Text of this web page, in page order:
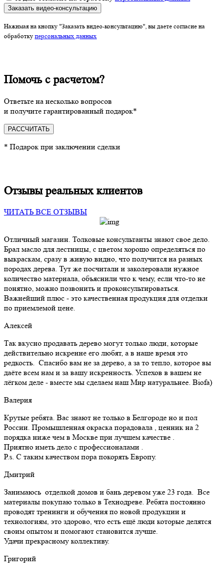
Заказать видео-консультацию
Нажимая на кнопку "Заказать видео-консультацию", вы даете согласие на
обработку персональных данных
Помочь с расчетом?
Ответьте на несколько вопросов
и получите гарантированный подарок*
РАССЧИТАТЬ
* Подарок при заключении сделки
Отзывы реальных клиентов
ЧИТАТЬ ВСЕ ОТЗЫВЫ
Отличный магазин. Толковые консультанты знают свое дело.
Брал масло для лестницы, с цветом хорошо определяться по
выкраскам, сразу в живую видно, что получится на разных
породах дерева. Тут же посчитали и заколеровали нужное
количество материала, объяснили что к чему, если что-то не
понятно, можно позвонить и проконсультироваться.
Важнейший плюс - это качественная продукция для отделки
по приемлемой цене.
Алексей
Так вкусно продавать дерево могут только люди, которые
действительно искренне его любят, а в наше время это
редкость. Спасибо вам не за дерево, а за то тепло, которое вы
даёте всем нам и за вашу искренность. Успехов в вашем не
лёгком деле - вместе мы сделаем наш Мир натуральнее. Biofa)
Валерия
Крутые ребята. Вас знают не только в Белгороде но и пол
России. Промышленная окраска порадовала , ценник на 2
порядка ниже чем в Москве при лучшем качестве .
Приятно иметь дело с профессионалами .
Р.s. С таким качеством пора покорять Европу.
Дмитрий
Занимаюсь отделкой домов и бань деревом уже 23 года. Все
материалы покупаю только в Технодреве. Ребята постоянно
проводят тренинги и обучения по новой продукции и
технологиям, это здорово, что есть ещё люди которые делятся
своим опытом и помогают становится лучше.
Удачи прекрасному коллективу.
Григорий